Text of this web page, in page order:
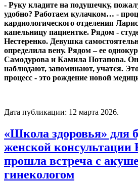
- Руку кладите на подушечку,
удобно? Работаем кулачком… -
кардиологического отделения
капельницу пациентке. Рядом -
Нестеренко. Девушка
определила вену. Рядом – ее
Самодурова и Камила Потапова.
наблюдают, запоминают, учатся.
процесс - это рождение новой
Дата публикации: 12 марта 2026.
«Школа здоровья» для
женской консультации
прошла встреча с
гинекологом